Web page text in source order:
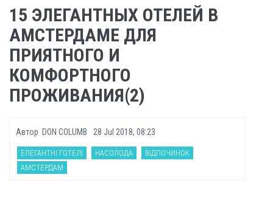
15 ЭЛЕГАНТНЫХ ОТЕЛЕЙ В
АМСТЕРДАМЕ ДЛЯ
ПРИЯТНОГО И
КОМФОРТНОГО
ПРОЖИВАНИЯ(2)
Автор DON COLUMB 28 Jul 2018, 08:23
ЕЛЕГАНТНІ ГОТЕЛІ НАСОЛОДА
ВІДПОЧИНОК
АМСТЕРДАМ